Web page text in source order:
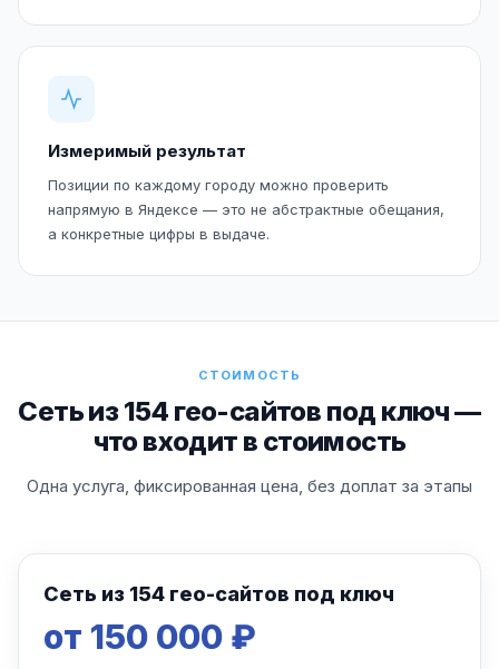
Измеримый результат
Позиции по каждому городу можно проверить
напрямую в Яндексе — это не абстрактные обещания,
а конкретные цифры в выдаче.
СТОИМОСТЬ
Сеть из 154 гео-сайтов под ключ —
что входит в стоимость
Одна услуга, фиксированная цена, без доплат за этапы
Сеть из 154 гео-сайтов под ключ
от 150 000 ₽